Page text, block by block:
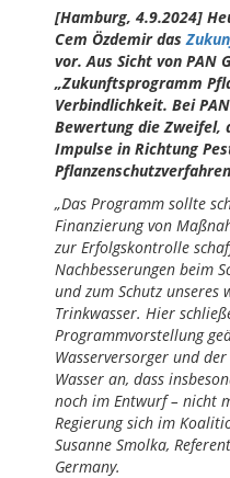
[Hamburg, 4.9.2024]
Cem Özdemir das
vor. Aus Sicht von PAN
„Zukunftsprogramm
Verbindlichkeit. Bei
Bewertung die Zweifel,
Impulse in Richtung
„Das Programm sollte
Finanzierung von
zur Erfolgskontrolle
Nachbesserungen beim
und zum Schutz unseres
Trinkwasser. Hier
Programmvorstellung
Wasserversorger und
Wasser an, dass
noch im Entwurf – nicht
Regierung sich im
Susanne Smolka,
Germany.